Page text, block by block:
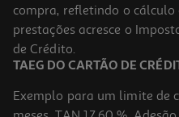
62.99 €/un
62,99 €
compra, refletindo o
prestações acresce o
de Crédito.
TAEG DO CARTÃO DE
Exemplo para um limite de